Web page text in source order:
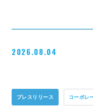
2026.08.04
プレスリリース コーポレ